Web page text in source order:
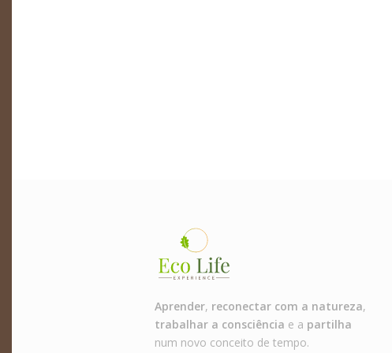
Aprender, reconectar com a natureza,
trabalhar a consciência e a partilha
num novo conceito de tempo.